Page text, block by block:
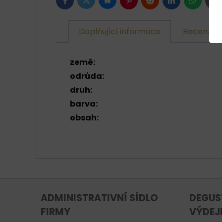
FacebookTwitterBlueskyPinterestRedditLinkedInWhatsApp
Doplňující informace Recenze
země:
odrůda:
druh:
barva:
obsah:
ADMINISTRATIVNÍ SÍDLO
FIRMY